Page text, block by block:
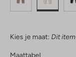
Kies je maat: Dit
Maattabel